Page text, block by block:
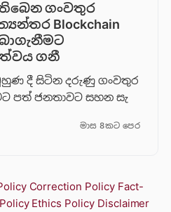
තිබෙන ගංවතුර
Blockchain
ග​නී
දී සිටින දරුණු ගංවතුර
පත් ජනතාවට සහන සැ
මාස 8කට පෙර
Correction Policy Fact-
Ethics Policy Disclaimer